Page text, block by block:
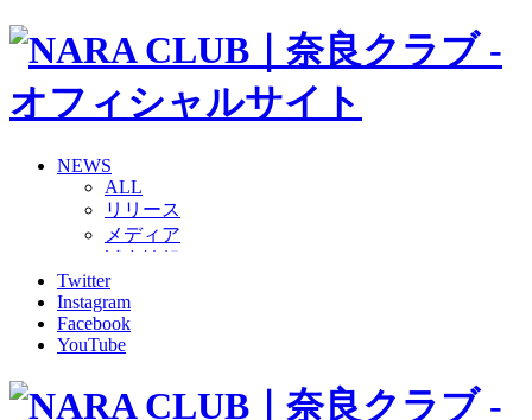
NEWS
ALL
リリース
メディア
グッズ
ファンコミュニティ
普及・育成
ホームタウン
その他
Twitter
Instagram
Facebook
YouTube